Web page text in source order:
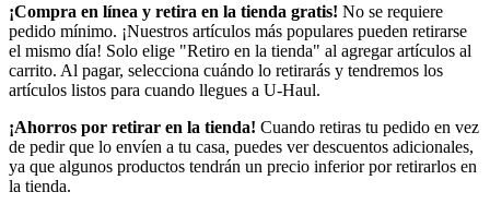
¡Compra en línea y retira en la tienda gratis! No se requiere
pedido mínimo. ¡Nuestros artículos más populares pueden retirarse
el mismo día! Solo elige "Retiro en la tienda" al agregar artículos al
carrito. Al pagar, selecciona cuándo lo retirarás y tendremos los
artículos listos para cuando llegues a U-Haul.
¡Ahorros por retirar en la tienda! Cuando retiras tu pedido en vez
de pedir que lo envíen a tu casa, puedes ver descuentos adicionales,
ya que algunos productos tendrán un precio inferior por retirarlos en
la tienda.